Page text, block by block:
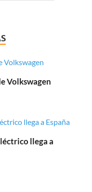
Volkswagen
llega a